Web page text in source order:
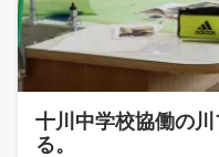
十川中学校協働の
る。